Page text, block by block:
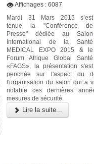
Affichages : 6087
Mardi 31 Mars 2015 s’est
tenue la "Conférence de
Presse" dédiée au Salon
International de la Santé
MEDICAL EXPO 2015 & le
Forum Afrique Global Santé
«FAGS», la présentation s'est
penchée sur l'aspect du
l'organisation du salon qui a
notable ces dernières
mesures de sécurité.
Lire la suite...